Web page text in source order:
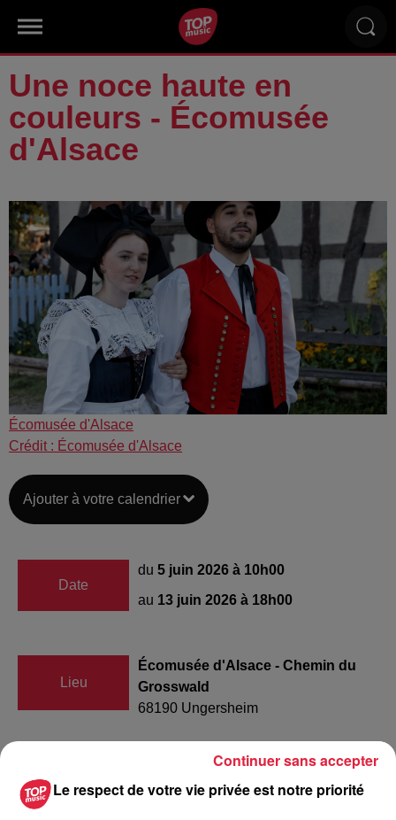
Une noce haute en
couleurs - Écomusée
d'Alsace
Écomusée d'Alsace
Crédit : Écomusée d'Alsace
Ajouter à votre calendrier
Date
du 5 juin 2026 à 10h00
au 13 juin 2026 à 18h00
Lieu
Écomusée d'Alsace - Chemin du
Grosswald
68190 Ungersheim
Le respect de votre vie privée est notre priorité
Continuer sans accepter